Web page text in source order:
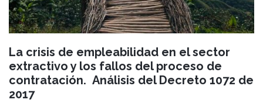
La crisis de empleabilidad en el sector
extractivo y los fallos del proceso de
contratación. Análisis del Decreto 1072 de
2017